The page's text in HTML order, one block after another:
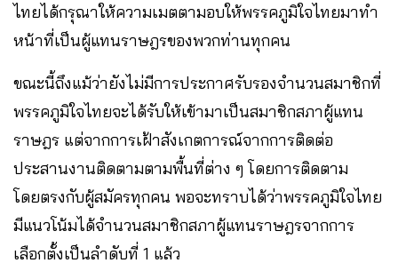
ไทยได้กรุณาให้ความเมตตามอบให้พรรคภูมิใจไทยมาทํา
หน้าที่เป็นผู้แทนราษฎรของพวกท่านทุกคน
ขณะนี้ถึงแม้ว่ายังไม่มีการประกาศรับรองจํานวนสมาชิกที่
พรรคภูมิใจไทยจะได้รับให้เข้ามาเป็นสมาชิกสภาผู้แทน
ราษฎร แต่จากการเฝ้าสังเกตการณ์จากการติดต่อ
ประสานงานติดตามตามพื้นที่ต่าง ๆ โดยการติดตาม
โดยตรงกับผู้สมัครทุกคน พอจะทราบได้ว่าพรรคภูมิใจไทย
มีแนวโน้มได้จํานวนสมาชิกสภาผู้แทนราษฎรจากการ
เลือกตั้งเป็นลําดับที่ 1 แล้ว